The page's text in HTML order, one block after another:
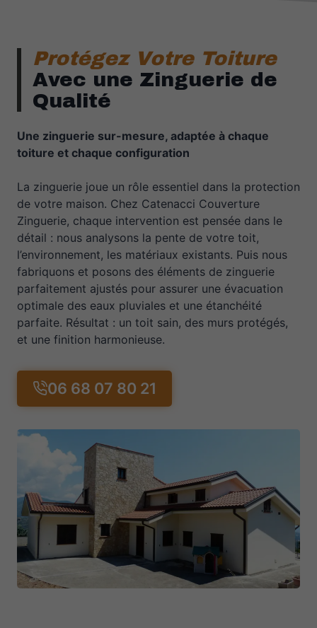
Protégez Votre Toiture
Avec une Zinguerie de
Qualité
Une zinguerie sur-mesure, adaptée à chaque
toiture et chaque configuration
La zinguerie joue un rôle essentiel dans la protection
de votre maison. Chez Catenacci Couverture
Zinguerie, chaque intervention est pensée dans le
détail : nous analysons la pente de votre toit,
l’environnement, les matériaux existants. Puis nous
fabriquons et posons des éléments de zinguerie
parfaitement ajustés pour assurer une évacuation
optimale des eaux pluviales et une étanchéité
parfaite. Résultat : un toit sain, des murs protégés,
et une finition harmonieuse.
06 68 07 80 21